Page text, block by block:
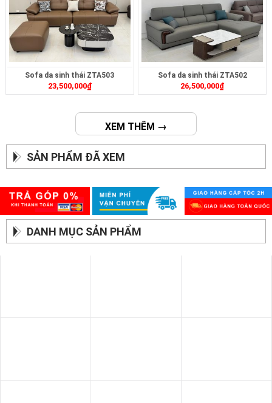
Sofa da sinh thái ZTA503
23,500,000₫
Sofa da sinh thái ZTA502
26,500,000₫
XEM THÊM →
SẢN PHẨM ĐÃ XEM
DANH MỤC SẢN PHẨM